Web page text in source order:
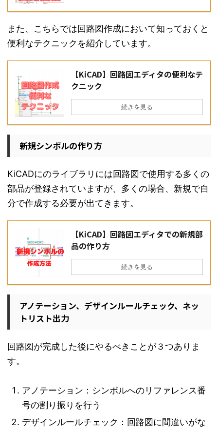
また、こちらでは回路図作成において知っておくと
便利なテクニックを紹介しています。
【KiCAD】回路図エディタの便利なテ
クニック
続きを見る
新規シンボルの作り方
KiCADにのライブラリには回路図で使用する多くの
部品が登録されていますが、多くの場合、新規で自
分で作成する必要が出てきます。
【KiCAD】回路図エディタでの新規部
品の作り方
続きを見る
アノテーション、デザインルールチェック、ネッ
トリスト出力
回路図が完成した後にやるべきことが３つありま
す。
アノテーション：シンボルへのリファレンス番
号の割り振りを行う
デザインルールチェック：回路図に間違いがな